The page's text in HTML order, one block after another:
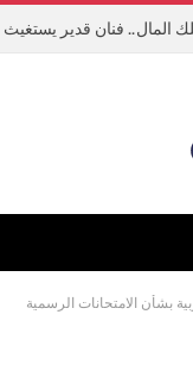
المال.. فنان قدير يستغيث
بشأن الامتحانات الرسمية